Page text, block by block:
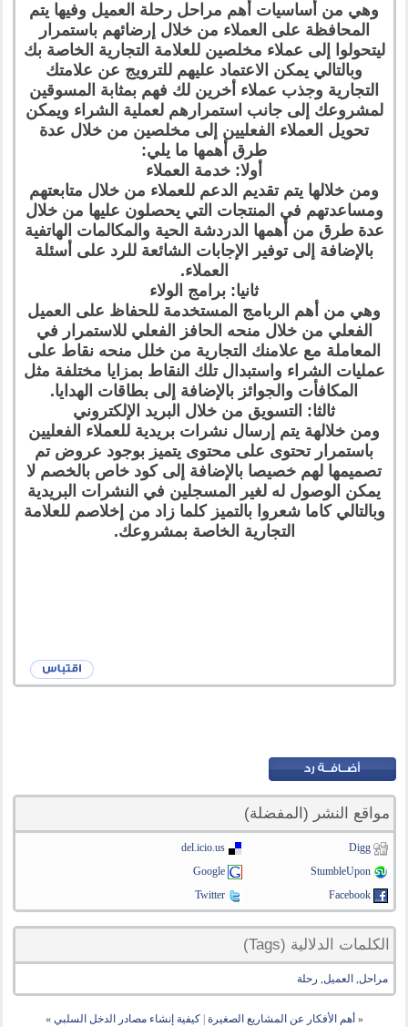
وهي من أساسيات أهم مراحل رحلة العميل وفيها يتم
المحافظة على العملاء من خلال إرضائهم باستمرار
ليتحولوا إلى عملاء مخلصين للعلامة التجارية الخاصة بك
وبالتالي يمكن الاعتماد عليهم للترويج عن علامتك
التجارية وجذب عملاء أخرين لك فهم بمثابة المسوقين
لمشروعك إلى جانب استمرارهم لعملية الشراء ويمكن
تحويل العملاء الفعليين إلى مخلصين من خلال عدة
طرق أهمها ما يلي:
أولا: خدمة العملاء
ومن خلالها يتم تقديم الدعم للعملاء من خلال متابعتهم
ومساعدتهم في المنتجات التي يحصلون عليها من خلال
عدة طرق من أهمها الدردشة الحية والمكالمات الهاتفية
بالإضافة إلى توفير الإجابات الشائعة للرد على أسئلة
العملاء.
ثانيا: برامج الولاء
وهي من أهم الربامج المستخدمة للحفاظ على العميل
الفعلي من خلال منحه الحافز الفعلي للاستمرار في
المعاملة مع علامنك التجارية من خلل منحه نقاط على
عمليات الشراء واستبدال تلك النقاط بمزايا مختلفة مثل
المكافأت والجوائز بالإضافة إلى بطاقات الهدايا.
ثالثا: التسويق من خلال البريد الإلكتروني
ومن خلالهة يتم إرسال نشرات بريدية للعملاء الفعليين
باستمرار تحتوى على محتوى يتميز بوجود عروض تم
تصميمها لهم خصيصا بالإضافة إلى كود خاص بالخصم لا
يمكن الوصول له لغير المسجلين في النشرات البريدية
وبالتالي كاما شعروا بالتميز كلما زاد من إخلاصم للعلامة
التجارية الخاصة بمشروعك.
مواقع النشر (المفضلة)
Digg
del.icio.us
StumbleUpon
Google
Facebook
Twitter
الكلمات الدلالية (Tags)
مراحل, العميل, رحلة
« أهم الأفكار عن المشاريع الصغيرة |كيفية إنشاء مصادر الدخل السلبي »